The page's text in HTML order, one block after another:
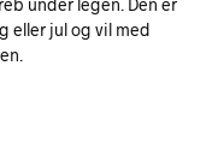
under legen. Den er
eller jul og vil med